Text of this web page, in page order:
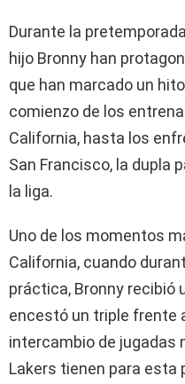
Durante la
hijo Bronny han
que han marcado un
comienzo de los
California, hasta los
San Francisco, la dupla
la liga.
Uno de los momentos
California, cuando
práctica, Bronny recibió
encestó un triple frente
intercambio de jugadas
Lakers tienen para esta